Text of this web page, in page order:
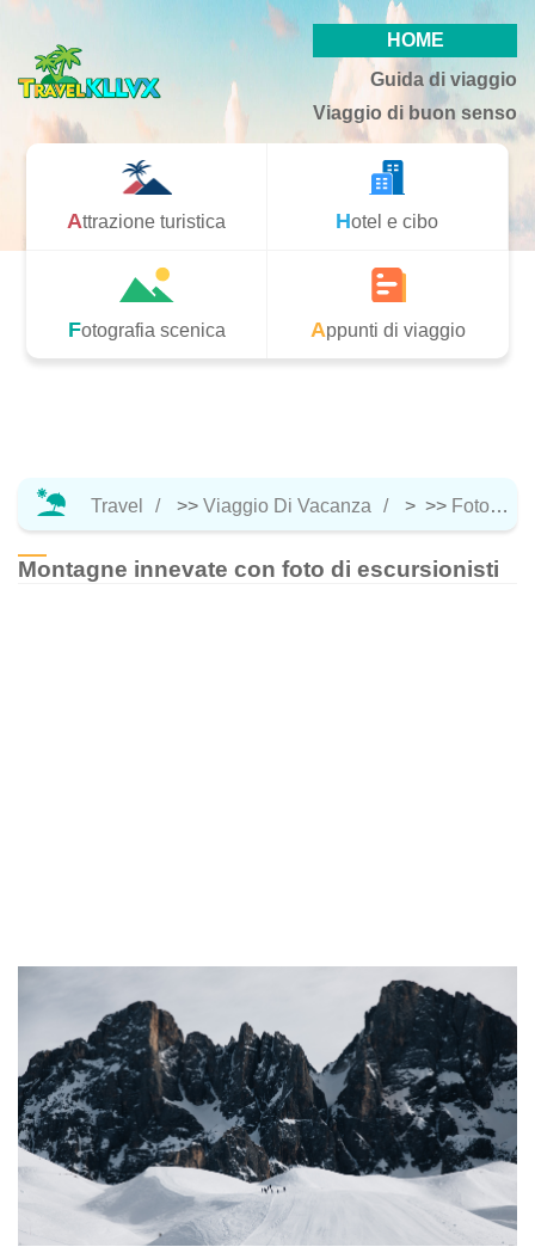
HOME
Guida di viaggio
Viaggio di buon senso
Attrazione turistica Hotel e cibo
Fotografia scenica Appunti di viaggio
Travel >> Viaggio Di Vacanza > >> Fotografia Scenica
Montagne innevate con foto di escursionisti